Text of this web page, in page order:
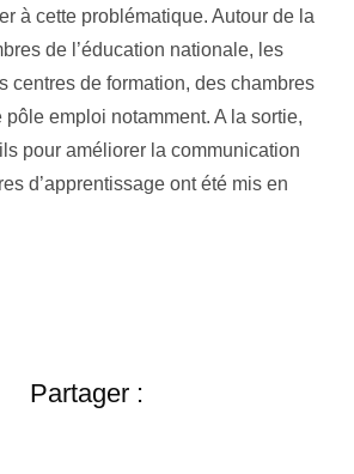
à cette problématique. Autour de la
de l’éducation nationale, les
centres de formation, des chambres
emploi notamment. A la sortie,
pour améliorer la communication
d’apprentissage ont été mis en
Partager :